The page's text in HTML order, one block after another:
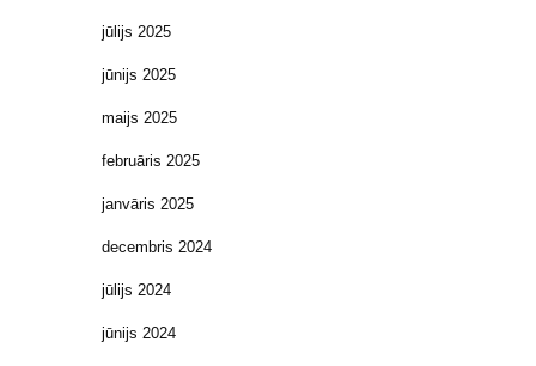
jūlijs 2025
jūnijs 2025
maijs 2025
februāris 2025
janvāris 2025
decembris 2024
jūlijs 2024
jūnijs 2024